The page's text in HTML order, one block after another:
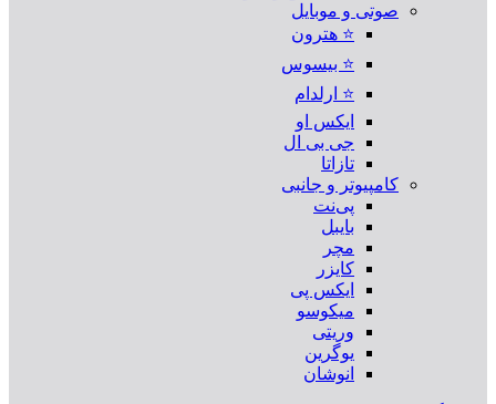
صوتی و موبایل
⭐ هترون
⭐ بیسوس
⭐ ارلدام
ایکس او
جی بی ال
تازاتا
کامپیوتر و جانبی
پی‌نت
بایبل
مچر
کایزر
ایکس پی
میکوسو
وریتی
یوگرین
انوشان